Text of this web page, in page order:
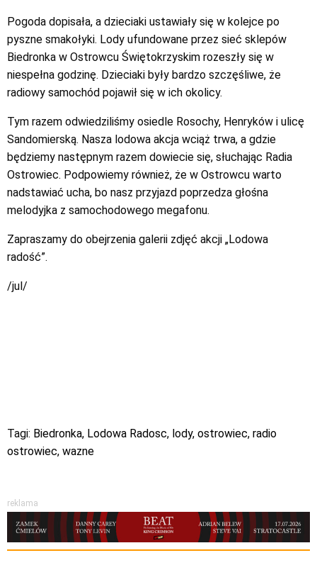
Pogoda dopisała, a dzieciaki ustawiały się w kolejce po
pyszne smakołyki. Lody ufundowane przez sieć sklepów
Biedronka w Ostrowcu Świętokrzyskim rozeszły się w
niespełna godzinę. Dzieciaki były bardzo szczęśliwe, że
radiowy samochód pojawił się w ich okolicy.
Tym razem odwiedziliśmy osiedle Rosochy, Henryków i ulicę
Sandomierską. Nasza lodowa akcja wciąż trwa, a gdzie
będziemy następnym razem dowiecie się, słuchając Radia
Ostrowiec. Podpowiemy również, że w Ostrowcu warto
nadstawiać ucha, bo nasz przyjazd poprzedza głośna
melodyjka z samochodowego megafonu.
Zapraszamy do obejrzenia galerii zdjęć akcji „Lodowa
radość”.
/jul/
Tagi: Biedronka, Lodowa Radosc, lody, ostrowiec, radio
ostrowiec, wazne
reklama